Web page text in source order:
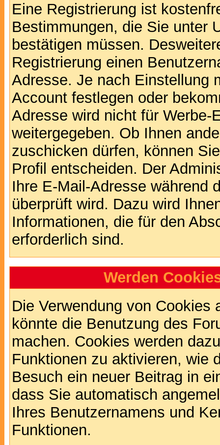
Eine Registrierung ist
Bestimmungen, die Sie unter
bestätigen müssen.
Registrierung einen
Adresse. Je nach Einstellung
Account festlegen oder
Adresse wird nicht für
weitergegeben. Ob Ihnen
zuschicken dürfen, können
Profil entscheiden. Der
Ihre E-Mail-Adresse während
überprüft wird. Dazu wird
Informationen, die für den
erforderlich sind.
Werden
Die Verwendung von
könnte die Benutzung des
machen. Cookies werden
Funktionen zu aktivieren, wie
Besuch ein neuer Beitrag in
dass Sie automatisch
Ihres Benutzernamens und
Funktionen.